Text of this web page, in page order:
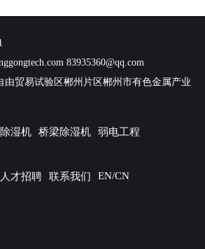
83935360@qq.com
由贸易试验区郴州片区郴州市有色金属产业
湿机 桥梁除湿机 弱电工程
人才招聘 联系我们 EN/CN